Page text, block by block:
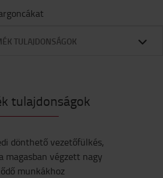
TULAJDONSÁGOK
tulajdonságok
dönthető vezetőfülkés,
magasban végzett nagy
munkákhoz